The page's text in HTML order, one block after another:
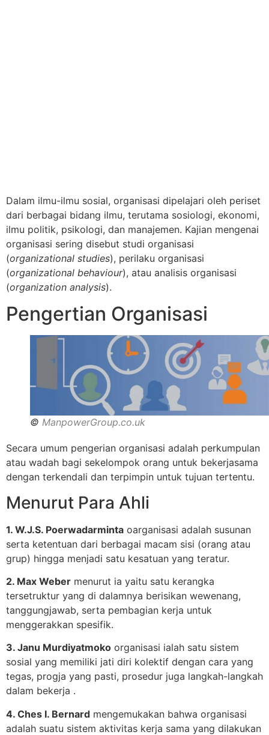
Dalam ilmu-ilmu sosial, organisasi dipelajari oleh periset
dari berbagai bidang ilmu, terutama sosiologi, ekonomi,
ilmu politik, psikologi, dan manajemen. Kajian mengenai
organisasi sering disebut studi organisasi
(organizational studies), perilaku organisasi
(organizational behaviour), atau analisis organisasi
(organization analysis).
Pengertian Organisasi
© ManpowerGroup.co.uk
Secara umum pengerian organisasi adalah perkumpulan
atau wadah bagi sekelompok orang untuk bekerjasama
dengan terkendali dan terpimpin untuk tujuan tertentu.
Menurut Para Ahli
1. W.J.S. Poerwadarminta oarganisasi adalah susunan
serta ketentuan dari berbagai macam sisi (orang atau
grup) hingga menjadi satu kesatuan yang teratur.
2. Max Weber menurut ia yaitu satu kerangka
tersetruktur yang di dalamnya berisikan wewenang,
tanggungjawab, serta pembagian kerja untuk
menggerakkan spesifik.
3. Janu Murdiyatmoko organisasi ialah satu sistem
sosial yang memiliki jati diri kolektif dengan cara yang
tegas, progja yang pasti, prosedur juga langkah-langkah
dalam bekerja .
4. Ches I. Bernard mengemukakan bahwa organisasi
adalah suatu sistem aktivitas kerja sama yang dilakukan